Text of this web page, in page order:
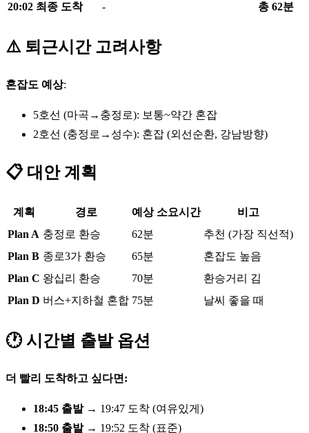
20:02 최종 도착 - 총 62분
⚠️ 퇴근시간 고려사항
혼잡도 예상:
5호선 (마곡→충정로): 보통~약간 혼잡
2호선 (충정로→성수): 혼잡 (외선순환, 강남방향)
📋 대안 계획
계획 경로 예상 소요시간
비고
Plan A 충정로 환승 62분
추천 (가장 직선적)
Plan B 종로3가 환승 65분
혼잡도 높음
Plan C 왕십리 환승 70분
환승거리 김
Plan D 버스+지하철 혼합 75분 날씨 좋을 때
🕐 시간별 출발 옵션
더 빨리 도착하고 싶다면:
18:45 출발→ 19:47 도착 (여유있게)
18:50 출발→ 19:52 도착 (표준)